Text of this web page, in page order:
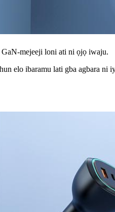
mejeeji loni ati ni ọjọ iwaju.
elo ibaramu lati gba agbara ni